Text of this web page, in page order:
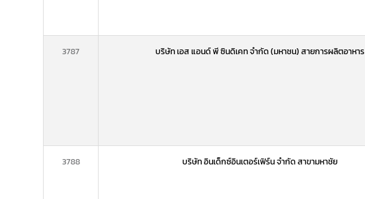
3787 บริษัท เอส แอนด์ พี ซินดิเคท จำกัด (มหาชน) สายการผลิตอาหาร
3788 บริษัท อินเด็กซ์อินเตอร์เฟิร์น จำกัด สาขามหาชัย